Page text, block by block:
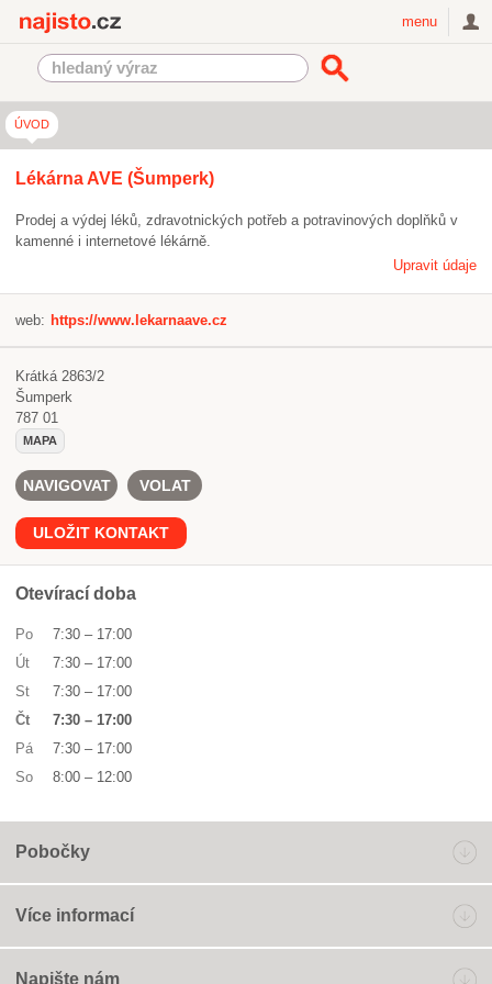
menu
ÚVOD
Lékárna AVE (Šumperk)
Prodej a výdej léků, zdravotnických potřeb a potravinových doplňků v
kamenné i internetové lékárně.
Upravit údaje
web: https://www.lekarnaave.cz
Krátká 2863/2
Šumperk
787 01
MAPA
NAVIGOVAT VOLAT
ULOŽIT KONTAKT
Otevírací doba
Po 7:30 – 17:00
Út
7:30 – 17:00
St
7:30 – 17:00
Čt
7:30 – 17:00
Pá
7:30 – 17:00
So
8:00 – 12:00
Pobočky
Více informací
Napište nám